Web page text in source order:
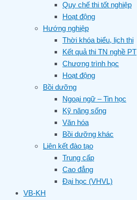
Quy chế thi tốt nghiệp
Hoạt động
Hướng nghiệp
Thời khóa biểu, lịch thi
Kết quả thi TN nghề PT
Chương trình học
Hoạt động
Bồi dưỡng
Ngoại ngữ – Tin học
Kỹ năng sống
Văn hóa
Bồi dưỡng khác
Liên kết đào tạo
Trung cấp
Cao đẳng
Đại học (VHVL)
VB-KH